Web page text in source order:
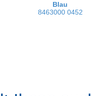
Blau
8463000 0452